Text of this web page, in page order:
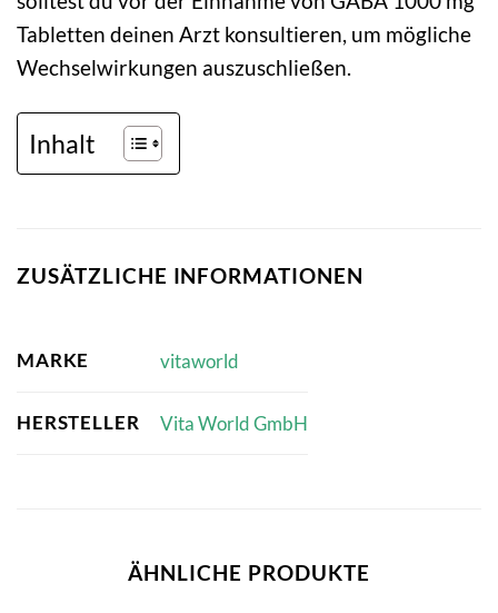
Tabletten deinen Arzt konsultieren, um mögliche
Wechselwirkungen auszuschließen.
Inhalt
ZUSÄTZLICHE INFORMATIONEN
MARKE vitaworld
HERSTELLER Vita World GmbH
ÄHNLICHE PRODUKTE